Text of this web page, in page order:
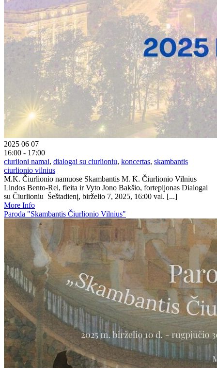
2025 06 07
16:00 - 17:00
ciurlioni namai, dialogai su ciurlioniu, koncertas, skambantis
ciurlionio vilnius
M.K. Čiurlionio namuose Skambantis M. K. Čiurlionio Vilnius
Lindos Bento-Rei, fleita ir Vyto Jono Bakšio, fortepijonas Dialogai
su Čiurlioniu Šeštadienį, birželio 7, 2025, 16:00 val. [...]
More Info
Paroda "Skambantis Čiurlionio Vilnius"